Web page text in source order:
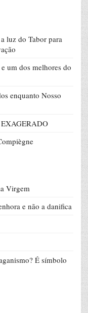
luz do Tabor para
um dos melhores do
enquanto Nosso
Virgem
e não a danifica
É símbolo